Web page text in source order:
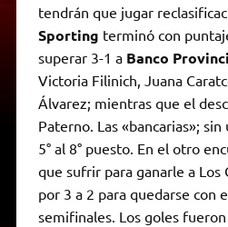
tendrán que jugar
Sporting terminó con
superar 3-1 a Banco
Victoria Filinich, Juana
Álvarez; mientras que el
Paterno. Las «bancarias»;
5° al 8° puesto. En el otro
que sufrir para ganarle a Los
por 3 a 2 para quedarse con
semifinales. Los goles